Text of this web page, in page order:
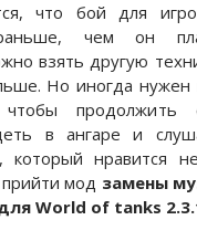
что бой для
чем он
взять другую
Но иногда нужен
продолжить
в ангаре и
который нравится
мод замены
World of tanks